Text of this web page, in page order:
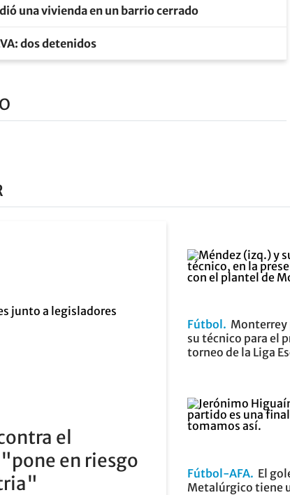
una vivienda en un barrio cerrado
dos detenidos
el
en riesgo
Fútbol
Monterrey
su técnico para el
torneo de la Liga
Fútbol-AFA El
Metalúrgico tiene